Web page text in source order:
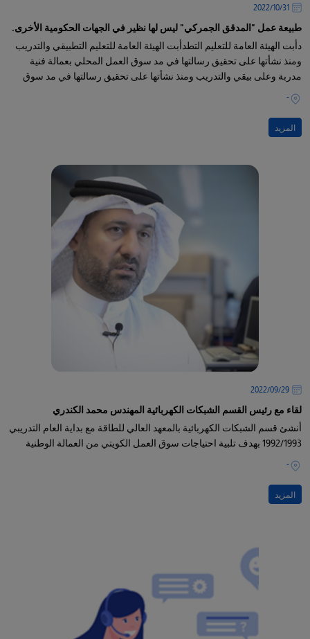
31‏/10‏/2022
طبيعة عمل "المدقق الجمركي" ليس لها نظير في الجهات الحكومية الأخرى.
دأبت الهيئة العامة للتعليم التطدأبت الهيئة العامة للتعليم التطبيقي والتدريب
ومنذ نشأتها على تحقيق رسالتها في مد سوق العمل المحلي بعمالة فنية
مدربة وعلى بيقي والتدريب ومنذ نشأتها على تحقيق رسالتها في مد سوق
العمل المحلي بعمالة فنية مدربة وعلى قدر
-
المزيد
29‏/09‏/2022
لقاء مع رئيس القسم الشبكات الكهربائية المهندس محمد الكندري
أنشئ قسم الشبكات الكهربائية بالمعهد العالي للطاقة مع بداية العام التدريبي
1992/1993 بهدف تلبية احتياجات سوق العمل الكويتي من العمالة الوطنية
-
المزيد